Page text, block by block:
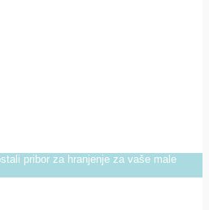
pribor za hranjenje za vaše male